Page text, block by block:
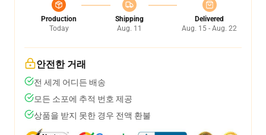
Production
Today
Shipping
Aug. 11
Delivered
Aug. 15 - Aug. 22
안전한 거래
전 세계 어디든 배송
모든 소포에 추적 번호 제공
상품을 받지 못한 경우 전액 환불